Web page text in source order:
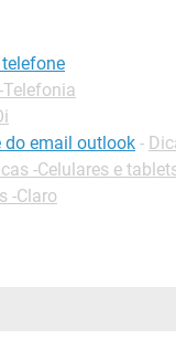
Telefonia
do email outlook -
-Celulares e
-Claro